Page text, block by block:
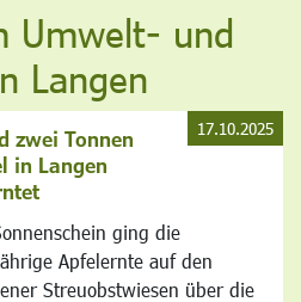
Umwelt- und
Langen
zwei Tonnen
in Langen
ging die
Apfelernte auf den
Streuobstwiesen über die
17.10.2025